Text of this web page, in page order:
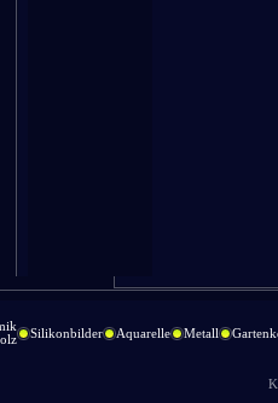
Silikonbilder Aquarelle Metall